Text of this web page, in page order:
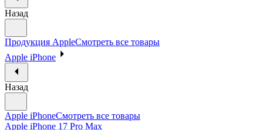
Назад
Продукция AppleСмотреть все товары
Apple iPhone
Назад
Apple iPhoneСмотреть все товары
Apple iPhone 17 Pro Max